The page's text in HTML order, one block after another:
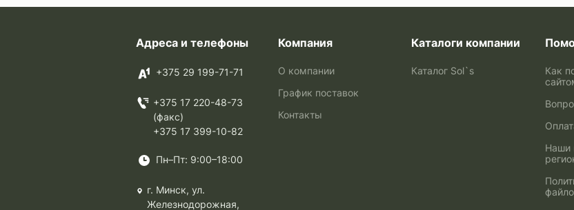
Адреса и телефоны
+375 29 199-71-71
+375 17 220-48-73
(факс)
+375 17 399-10-82
Пн–Пт: 9:00–18:00
г. Минск, ул.
Железнодорожная,
Компания
О компании
График поставок
Контакты
Каталоги компании
Каталог Sol`s
Как
Наши